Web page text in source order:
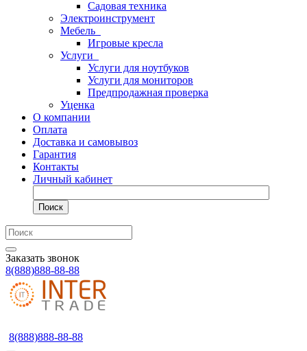
Садовая техника
Электроинструмент
Мебель
Игровые кресла
Услуги
Услуги для ноутбуков
Услуги для мониторов
Предпродажная проверка
Уценка
О компании
Оплата
Доставка и самовывоз
Гарантия
Контакты
Личный кабинет
Поиск
Заказать звонок
8(888)888-88-88
8(888)888-88-88